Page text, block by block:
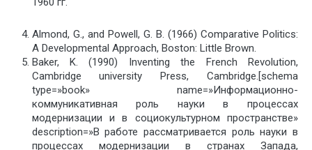
Almond, G., and Powell, G. B. (1966) Comparative Politics:
A Developmental Approach, Boston: Little Brown.
Baker, K. (1990) Inventing the French Revolution,
Cambridge university Press, Cambridge.[schema
type=»book» name=»Информационно-
коммуникативная роль науки в процессах
модернизации и в социокультурном пространстве»
description=»В работе рассматривается роль науки в
процессах модернизации в странах Запада,